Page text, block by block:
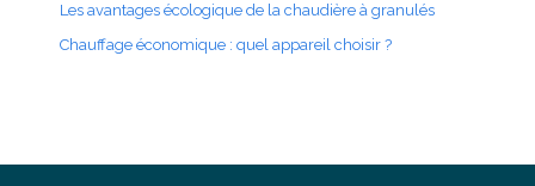
Les avantages écologique de la chaudière à granulés
Chauffage économique : quel appareil choisir ?